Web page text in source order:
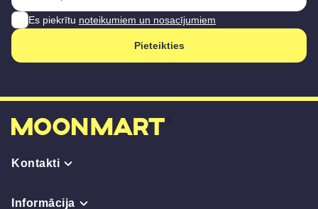
Es piekrītu noteikumiem un nosacījumiem
Pieteikties
Kontakti
Informācija